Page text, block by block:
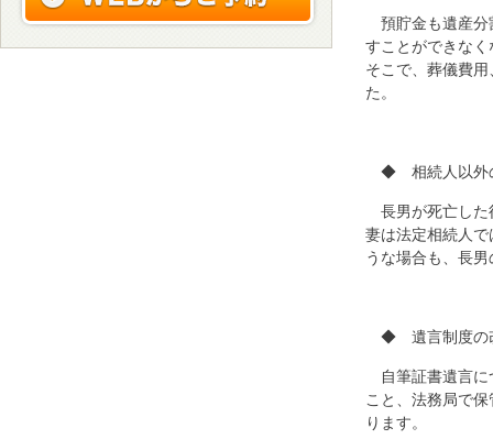
預貯金も遺産
すことができな
そこで、葬儀費
た。
◆ 相続人以外
長男が死亡し
妻は法定相続人
うな場合も、長
◆ 遺言制度
自筆証書遺言
こと、法務局で
ります。